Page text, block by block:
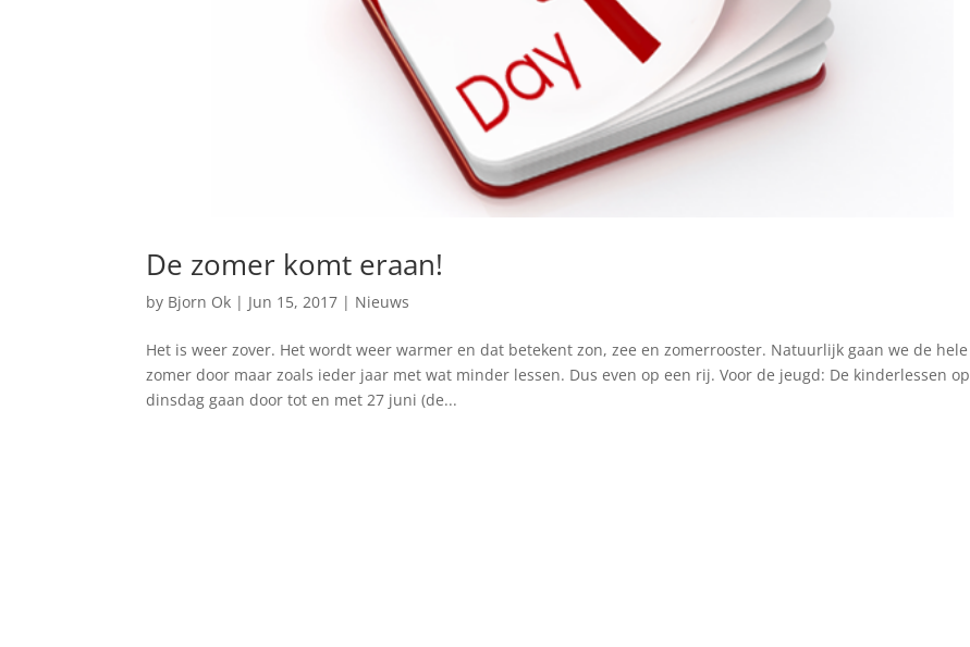
De zomer komt eraan!
by Bjorn Ok | Jun 15, 2017 | Nieuws
Het is weer zover. Het wordt weer warmer en dat betekent zon, zee en zomerrooster. Natuurlijk gaan we de hele
zomer door maar zoals ieder jaar met wat minder lessen. Dus even op een rij. Voor de jeugd: De kinderlessen op
dinsdag gaan door tot en met 27 juni (de...